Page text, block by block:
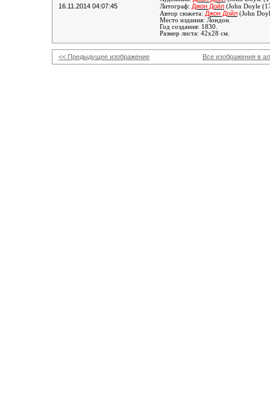
16.11.2014 04:07:45
Литограф: Джон Дойл (John Doyle
Автор сюжета: Джон Дойл (John
Место издания: Лондон.
Год создания: 1830.
Размер листа: 42х28 см.
<< Предыдущее изображение Все изображения в